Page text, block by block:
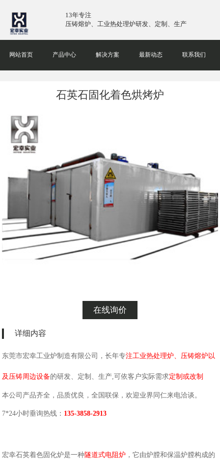
13年专注
压铸熔炉、工业热处理炉研发、定制、生产
网站首页 产品中心 解决方案 最新动态 联系我们
石英石固化着色烘烤炉
在线询价
详细内容
东莞市宏幸工业炉制造有限公司，长年专注工业热处理炉、压铸熔炉以
及压铸周边设备的研发、定制、生产,可依客户实际需求定制或改制
本公司产品齐全，品质优良，全国联保，欢迎业界同仁来电洽谈。
7*24小时垂询热线： 135-3858-2913
宏幸石英着色固化炉是一种隧道式电阻炉 ，它由炉膛和保温炉膛构成的